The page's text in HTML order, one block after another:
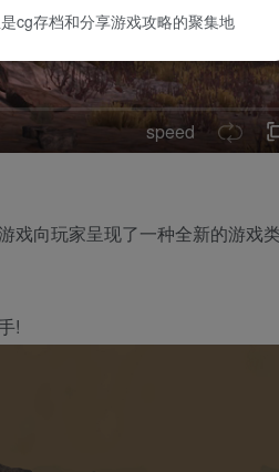
speed
戏向玩家呈现了一种全新的游戏
!
cg存档和分享游戏攻略的聚集地